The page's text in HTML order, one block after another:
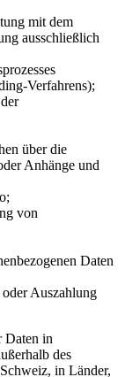
mit dem
ausschließlich
Verfahrens);
über die
Anhänge und
von
Daten
Auszahlung
Daten in
des
in Länder,